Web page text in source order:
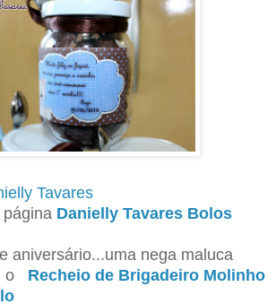
Tavares
Danielly Tavares Bolos
aniversário...uma nega maluca
o Recheio de Brigadeiro Molinho